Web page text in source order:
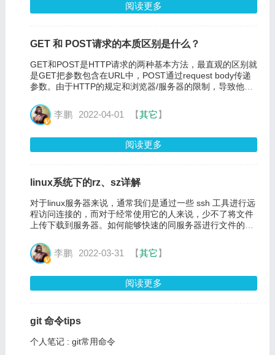
阅读更多
GET 和 POST请求的本质区别是什么？
GET和POST是HTTP请求的两种基本方法，最直观的区别就
是GET把参数包含在URL中，POST通过request body传递
参数。由于HTTP的规定和浏览器/服务器的限制，导致他们
李鹏 2022-04-01 【其它】
阅读更多
linux系统下的rz、sz详解
对于linux服务器来说，通常我们是通过一些 ssh 工具进行远
程访问连接的，而对于经常使用它的人来说，少不了将文件
上传下载到服务器。如何能够快速的同服务器进行文件的交
浪费时间。今天，我们就来介绍一下linux系统下的rz、sz命
令。
李鹏 2022-03-31 【其它】
阅读更多
git 命令tips
个人笔记 : git常用命令